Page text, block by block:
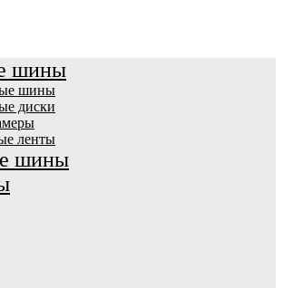
шины
шины
диски
ленты
шины